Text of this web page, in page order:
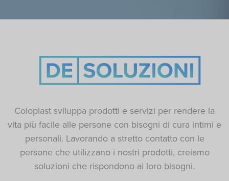
Coloplast sviluppa prodotti e servizi per rendere la
vita più facile alle persone con bisogni di cura intimi e
personali. Lavorando a stretto contatto con le
persone che utilizzano i nostri prodotti, creiamo
soluzioni che rispondono ai loro bisogni.